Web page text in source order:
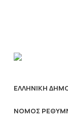
ΕΛΛΗΝΙΚΗ
NOMOΣ